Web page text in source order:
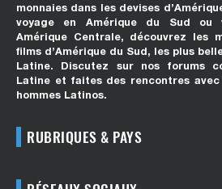
monnaies dans les devises
voyage en Amérique du Sud ou
Amérique Centrale, découvrez les
films d’Amérique du Sud, les plus
Latine. Discutez sur nos forums
Latine et faites des rencontres
hommes Latinos.
RUBRIQUES & PAYS